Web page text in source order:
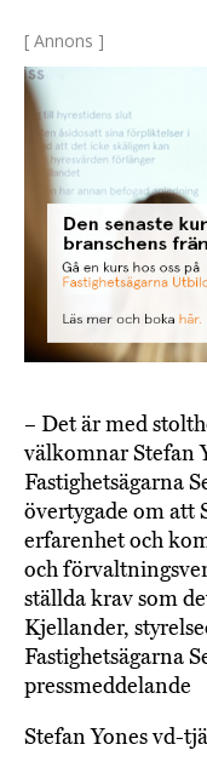
[ Annons ]
– Det är med
välkomnar Stefan
Fastighetsägarna
övertygade om att
erfarenhet och
och
ställda krav som
Kjellander,
Fastighetsägarna
pressmeddelande
Stefan Yones vd-